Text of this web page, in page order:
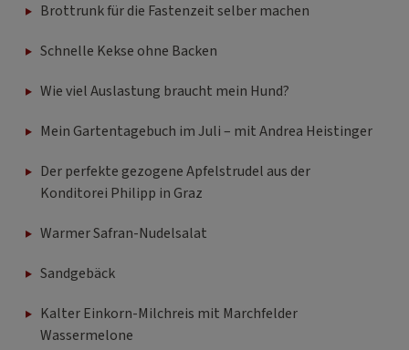
Brottrunk für die Fastenzeit selber machen
Schnelle Kekse ohne Backen
Wie viel Auslastung braucht mein Hund?
Mein Gartentagebuch im Juli – mit Andrea Heistinger
Der perfekte gezogene Apfelstrudel aus der
Konditorei Philipp in Graz
Warmer Safran-Nudelsalat
Sandgebäck
Kalter Einkorn-Milchreis mit Marchfelder
Wassermelone